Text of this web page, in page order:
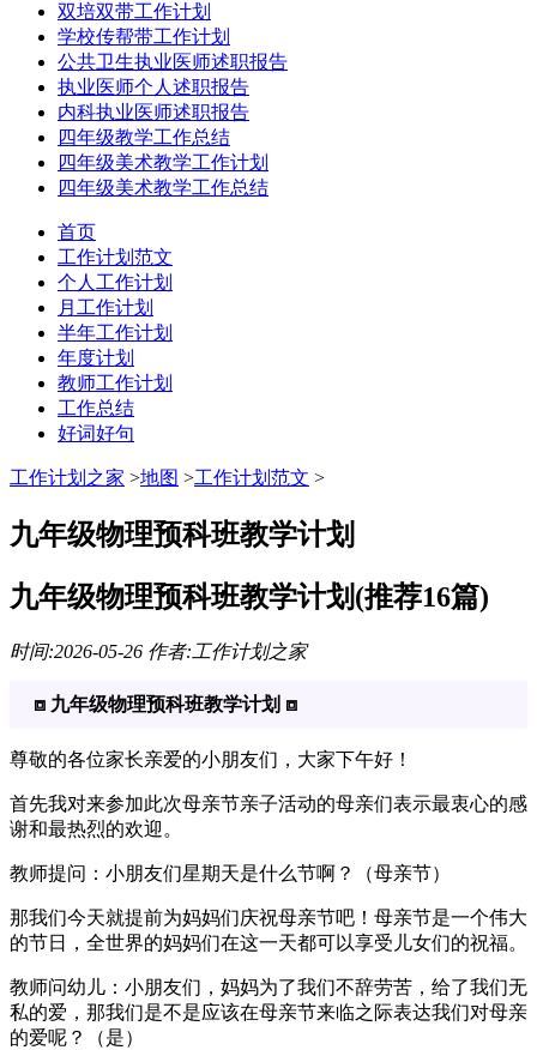
双培双带工作计划
学校传帮带工作计划
公共卫生执业医师述职报告
执业医师个人述职报告
内科执业医师述职报告
四年级教学工作总结
四年级美术教学工作计划
四年级美术教学工作总结
首页
工作计划范文
个人工作计划
月工作计划
半年工作计划
年度计划
教师工作计划
工作总结
好词好句
工作计划之家 >地图 >工作计划范文 >
九年级物理预科班教学计划
九年级物理预科班教学计划(推荐16篇)
时间:2026-05-26 作者:工作计划之家
⧈ 九年级物理预科班教学计划 ⧈
尊敬的各位家长亲爱的小朋友们，大家下午好！
首先我对来参加此次母亲节亲子活动的母亲们表示最衷心的感
谢和最热烈的欢迎。
教师提问：小朋友们星期天是什么节啊？（母亲节）
那我们今天就提前为妈妈们庆祝母亲节吧！母亲节是一个伟大
的节日，全世界的妈妈们在这一天都可以享受儿女们的祝福。
教师问幼儿：小朋友们，妈妈为了我们不辞劳苦，给了我们无
私的爱，那我们是不是应该在母亲节来临之际表达我们对母亲
的爱呢？（是）